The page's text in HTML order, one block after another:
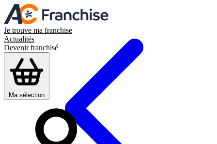
Je trouve ma franchise
Actualités
Devenir franchisé
Ma sélection